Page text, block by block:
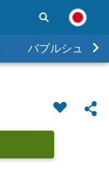
バブルシュータ